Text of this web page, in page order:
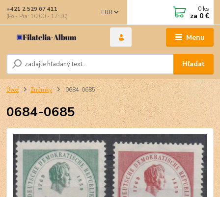
Menu
EUR
Hľadať
+421 2 529 67 411
(Po - Pia: 10:00 - 17:30)
0 ks
za 0 €
Úvod Známky 0684-0685
0684-0685